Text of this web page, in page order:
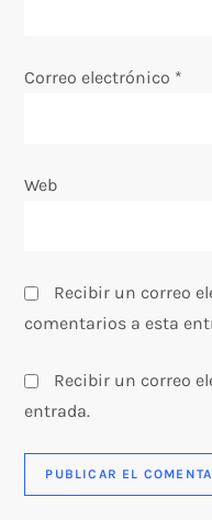
t
a
a
s
Correo electrónico *
Web
Recibir un correo
comentarios a esta
Recibir un correo
entrada.